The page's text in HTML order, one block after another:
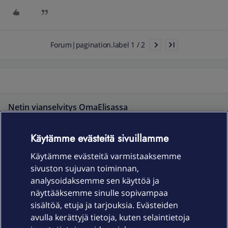
Forum|pagination.label 1 / 2
Netin vianselvitys OmaElisassa
Käytämme evästeitä sivuillamme
Käytämme evästeitä varmistaaksemme
sivuston sujuvan toiminnan,
analysoidaksemme sen käyttöä ja
näyttääksemme sinulle sopivampaa
sisältöä, etuja ja tarjouksia. Evästeiden
avulla kerättyjä tietoja, kuten selaintietoja